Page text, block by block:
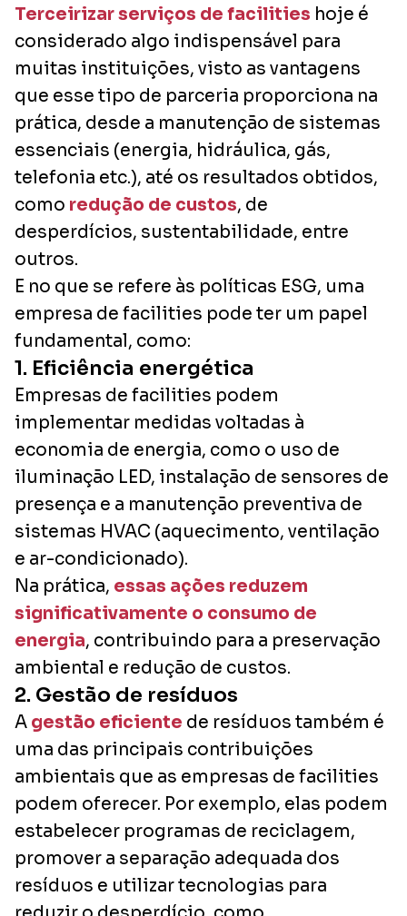
Terceirizar serviços de facilities hoje é
considerado algo indispensável para
muitas instituições, visto as vantagens
que esse tipo de parceria proporciona na
prática, desde a manutenção de sistemas
essenciais (energia, hidráulica, gás,
telefonia etc.), até os resultados obtidos,
como redução de custos, de
desperdícios, sustentabilidade, entre
outros.
E no que se refere às políticas ESG, uma
empresa de facilities pode ter um papel
fundamental, como:
1. Eficiência energética
Empresas de facilities podem
implementar medidas voltadas à
economia de energia, como o uso de
iluminação LED, instalação de sensores de
presença e a manutenção preventiva de
sistemas HVAC (aquecimento, ventilação
e ar-condicionado).
Na prática, essas ações reduzem
significativamente o consumo de
energia, contribuindo para a preservação
ambiental e redução de custos.
2. Gestão de resíduos
A gestão eficiente de resíduos também é
uma das principais contribuições
ambientais que as empresas de facilities
podem oferecer. Por exemplo, elas podem
estabelecer programas de reciclagem,
promover a separação adequada dos
resíduos e utilizar tecnologias para